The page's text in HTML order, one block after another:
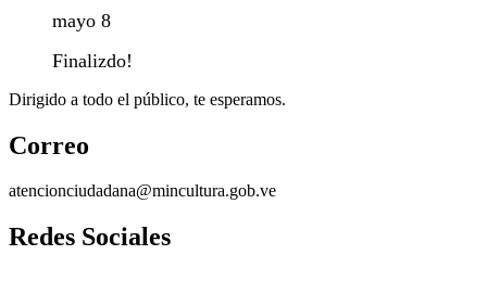
mayo 8
Finalizdo!
Dirigido a todo el público, te esperamos.
Correo
atencionciudadana@mincultura.gob.ve
Redes Sociales